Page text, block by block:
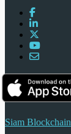
Siam Blockchain